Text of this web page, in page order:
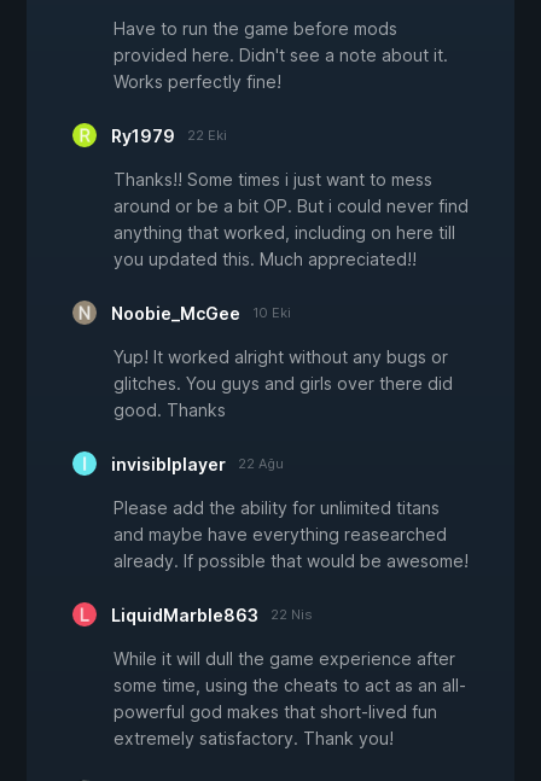
Have to run the game before mods
provided here. Didn't see a note about it.
Works perfectly fine!
Ry1979 22 Eki
Thanks!! Some times i just want to mess
around or be a bit OP. But i could never find
anything that worked, including on here till
you updated this. Much appreciated!!
Noobie_McGee 10 Eki
Yup! It worked alright without any bugs or
glitches. You guys and girls over there did
good. Thanks
invisiblplayer 22 Ağu
Please add the ability for unlimited titans
and maybe have everything reasearched
already. If possible that would be awesome!
LiquidMarble863 22 Nis
While it will dull the game experience after
some time, using the cheats to act as an all-
powerful god makes that short-lived fun
extremely satisfactory. Thank you!